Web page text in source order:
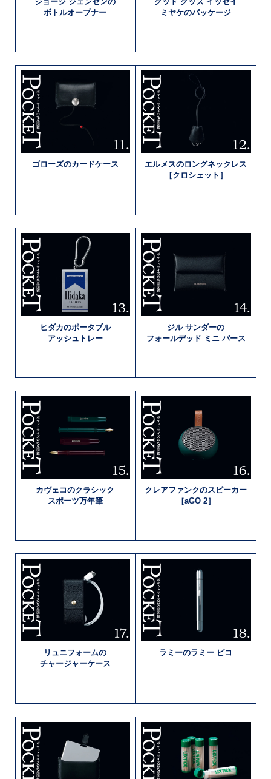
ボトルオープナー
ミヤケのパッケージ
ゴローズのカードケース エルメスのロングネックレス
［クロシェット］
ヒダカのポータブル
アッシュトレー
ジル サンダーの
フォールデッド ミニ パース
カヴェコのクラシック
スポーツ万年筆
クレアファンクのスピーカー
［aGO 2］
リュニフォームの
チャージャーケース
ラミーのラミー ピコ